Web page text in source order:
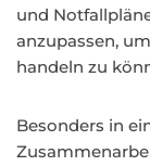
und
anzupassen,
handeln zu
Besonders in